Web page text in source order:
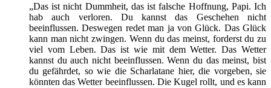
„Das ist nicht Dummheit, das ist falsche Hoffnung, Papi. Ich
hab auch verloren. Du kannst das Geschehen nicht
beeinflussen. Deswegen redet man ja von Glück. Das Glück
kann man nicht zwingen. Wenn du das meinst, forderst du zu
viel vom Leben. Das ist wie mit dem Wetter. Das Wetter
kannst du auch nicht beeinflussen. Wenn du das meinst, bist
du gefährdet, so wie die Scharlatane hier, die vorgeben, sie
könnten das Wetter beeinflussen. Die Kugel rollt, und es kann